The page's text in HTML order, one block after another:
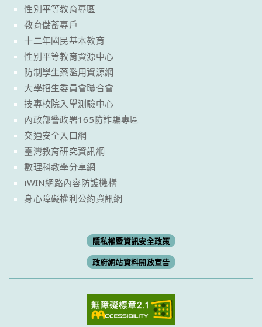
性別平等教育專區
教育儲蓄專戶
十二年國民基本教育
性別平等教育資源中心
防制學生藥濫用資源網
大學招生委員會聯合會
技專校院入學測驗中心
內政部警政署165防詐騙專區
交通安全入口網
臺灣教育研究資訊網
數理科教學分享網
iWIN網路內容防護機構
身心障礙權利公約資訊網
隱私權暨資訊安全政策
政府網站資料開放宣告